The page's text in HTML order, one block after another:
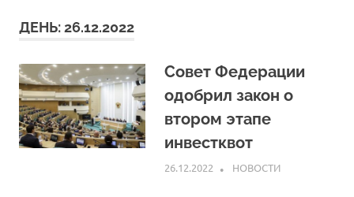
ДЕНЬ:26.12.2022
Совет Федерации
одобрил закон о
втором этапе
инвестквот
26.12.2022 ARPP
НОВОСТИ